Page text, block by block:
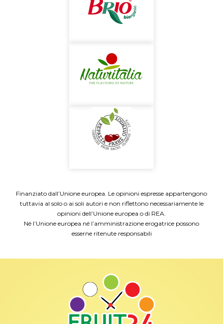
Finanziato dall’Unione europea. Le opinioni espresse appartengono
tuttavia al solo o ai soli autori e non riflettono necessariamente le
opinioni dell’Unione europea o di REA.
Né l’Unione europea né l’amministrazione erogatrice possono
esserne ritenute responsabili